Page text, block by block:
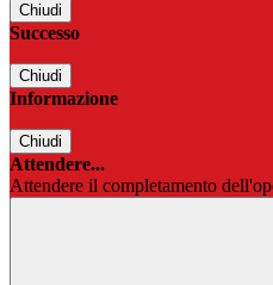
Chiudi
Successo
Chiudi
Informazione
Chiudi
Attendere...
Attendere il completamento